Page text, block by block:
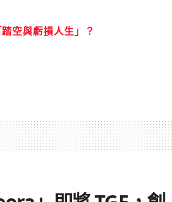
空與虧損人生」？